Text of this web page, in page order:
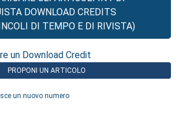
DOWNLOAD CREDITS
DI TEMPO E DI RIVISTA)
un Download Credit
PROPONI UN ARTICOLO
un nuovo numero